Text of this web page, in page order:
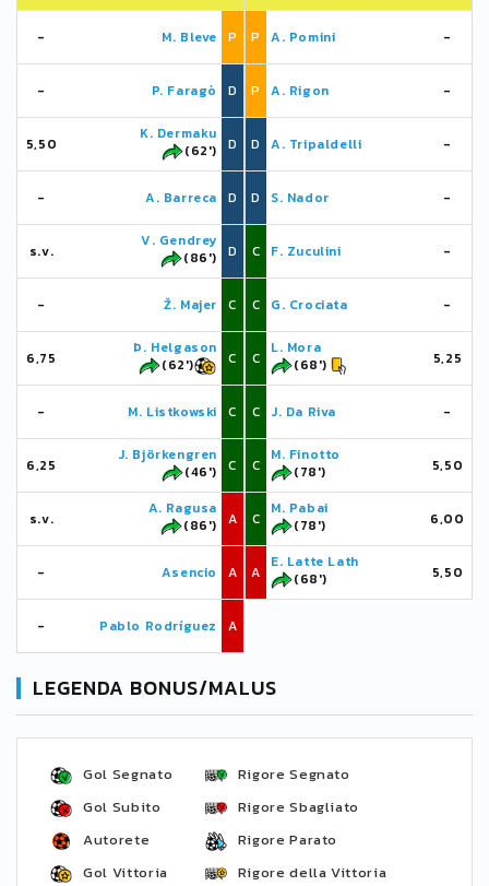
- M. Bleve P
- P. Faragò D
5,50
K. Dermaku
(62')
D
- A. Barreca D
s.v.
V. Gendrey
(86')
D
- Ž. Majer C
6,75
Þ. Helgason
(62')
C
- M. Listkowski C
6,25
J. Björkengren
(46')
C
s.v.
A. Ragusa
(86')
A
- Asencio A
- Pablo Rodríguez A
P A. Pomini -
P A. Rigon -
D A. Tripaldelli -
D S. Nador -
C F. Zuculini -
C G. Crociata -
C
L. Mora
(68')
5,25
C J. Da Riva -
C
M. Finotto
(78')
5,50
C
M. Pabai
(78')
6,00
A
E. Latte Lath
(68')
5,50
LEGENDA BONUS/MALUS
Gol Segnato
Gol Subito
Autorete
Gol Vittoria
Rigore Segnato
Rigore Sbagliato
Rigore Parato
Rigore della Vittoria